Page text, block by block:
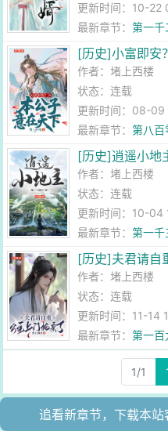
更新时间：10-22
最新章节：第一千
[历史]小富即安
作者：堵上西楼
状态：连载
更新时间：08-09
最新章节：第八百
[历史]逍遥小地
作者：堵上西楼
状态：连载
更新时间：10-04
最新章节：第一千
[历史]夫君请自
作者：堵上西楼
状态：连载
更新时间：11-14
最新章节：第一百
1/1
追看新章节，下载本